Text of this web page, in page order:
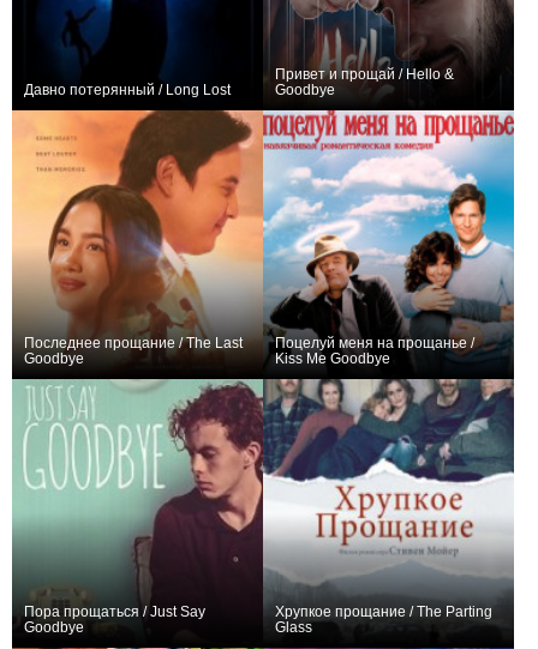
Давно потерянный / Long Lost
Привет и прощай / Hello &
Goodbye
Последнее прощание / The Last
Goodbye
Поцелуй меня на прощанье /
Kiss Me Goodbye
Пора прощаться / Just Say
Goodbye
Хрупкое прощание / The Parting
Glass